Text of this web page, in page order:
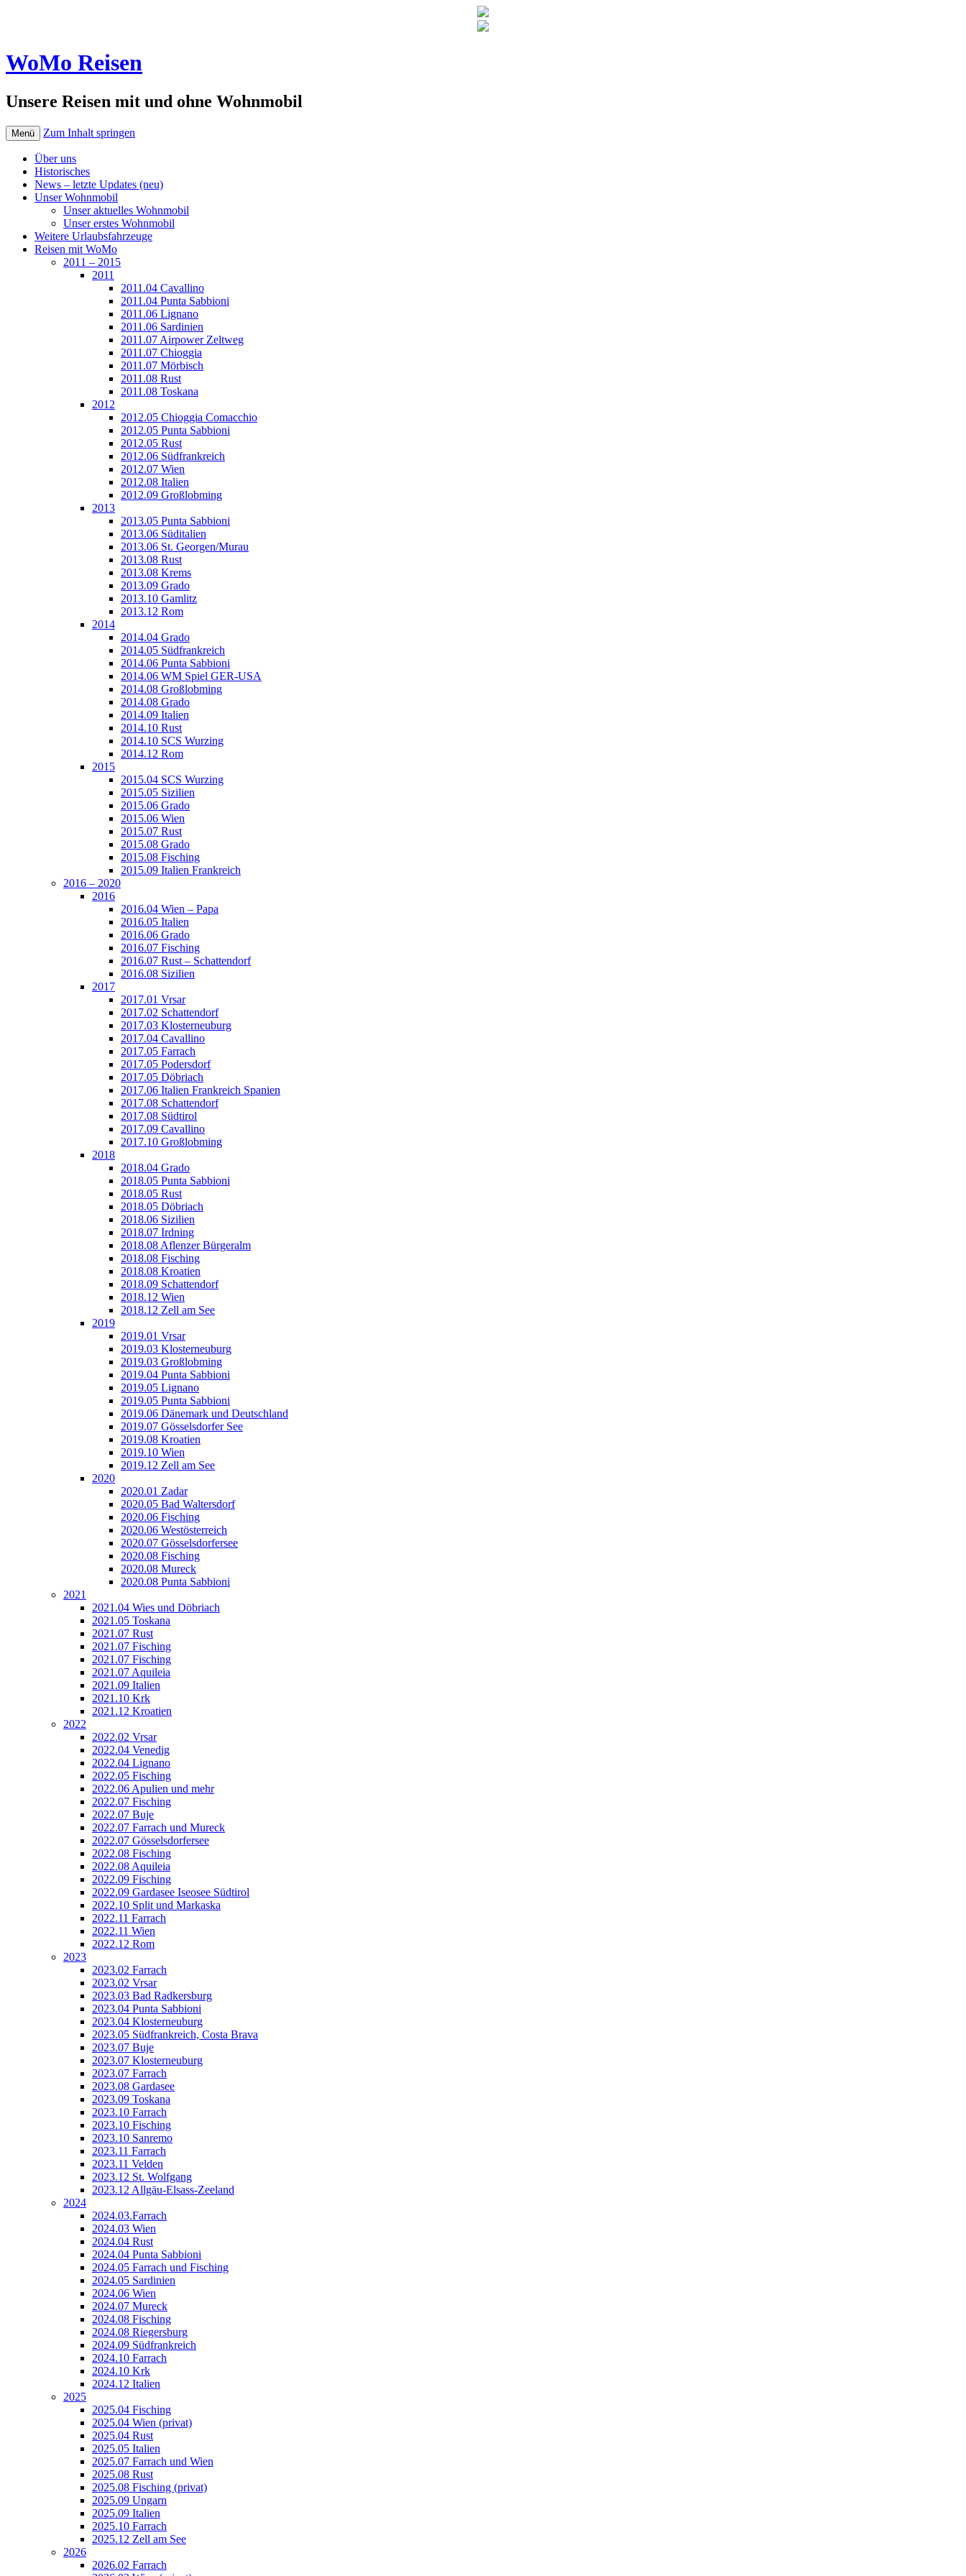
WoMo Reisen
Unsere Reisen mit und ohne Wohnmobil
Menü Zum Inhalt springen
Über uns
Historisches
News – letzte Updates (neu)
Unser Wohnmobil
Unser aktuelles Wohnmobil
Unser erstes Wohnmobil
Weitere Urlaubsfahrzeuge
Reisen mit WoMo
2011 – 2015
2011
2011.04 Cavallino
2011.04 Punta Sabbioni
2011.06 Lignano
2011.06 Sardinien
2011.07 Airpower Zeltweg
2011.07 Chioggia
2011.07 Mörbisch
2011.08 Rust
2011.08 Toskana
2012
2012.05 Chioggia Comacchio
2012.05 Punta Sabbioni
2012.05 Rust
2012.06 Südfrankreich
2012.07 Wien
2012.08 Italien
2012.09 Großlobming
2013
2013.05 Punta Sabbioni
2013.06 Süditalien
2013.06 St. Georgen/Murau
2013.08 Rust
2013.08 Krems
2013.09 Grado
2013.10 Gamlitz
2013.12 Rom
2014
2014.04 Grado
2014.05 Südfrankreich
2014.06 Punta Sabbioni
2014.06 WM Spiel GER-USA
2014.08 Großlobming
2014.08 Grado
2014.09 Italien
2014.10 Rust
2014.10 SCS Wurzing
2014.12 Rom
2015
2015.04 SCS Wurzing
2015.05 Sizilien
2015.06 Grado
2015.06 Wien
2015.07 Rust
2015.08 Grado
2015.08 Fisching
2015.09 Italien Frankreich
2016 – 2020
2016
2016.04 Wien – Papa
2016.05 Italien
2016.06 Grado
2016.07 Fisching
2016.07 Rust – Schattendorf
2016.08 Sizilien
2017
2017.01 Vrsar
2017.02 Schattendorf
2017.03 Klosterneuburg
2017.04 Cavallino
2017.05 Farrach
2017.05 Podersdorf
2017.05 Döbriach
2017.06 Italien Frankreich Spanien
2017.08 Schattendorf
2017.08 Südtirol
2017.09 Cavallino
2017.10 Großlobming
2018
2018.04 Grado
2018.05 Punta Sabbioni
2018.05 Rust
2018.05 Döbriach
2018.06 Sizilien
2018.07 Irdning
2018.08 Aflenzer Bürgeralm
2018.08 Fisching
2018.08 Kroatien
2018.09 Schattendorf
2018.12 Wien
2018.12 Zell am See
2019
2019.01 Vrsar
2019.03 Klosterneuburg
2019.03 Großlobming
2019.04 Punta Sabbioni
2019.05 Lignano
2019.05 Punta Sabbioni
2019.06 Dänemark und Deutschland
2019.07 Gösselsdorfer See
2019.08 Kroatien
2019.10 Wien
2019.12 Zell am See
2020
2020.01 Zadar
2020.05 Bad Waltersdorf
2020.06 Fisching
2020.06 Westösterreich
2020.07 Gösselsdorfersee
2020.08 Fisching
2020.08 Mureck
2020.08 Punta Sabbioni
2021
2021.04 Wies und Döbriach
2021.05 Toskana
2021.07 Rust
2021.07 Fisching
2021.07 Fisching
2021.07 Aquileia
2021.09 Italien
2021.10 Krk
2021.12 Kroatien
2022
2022.02 Vrsar
2022.04 Venedig
2022.04 Lignano
2022.05 Fisching
2022.06 Apulien und mehr
2022.07 Fisching
2022.07 Buje
2022.07 Farrach und Mureck
2022.07 Gösselsdorfersee
2022.08 Fisching
2022.08 Aquileia
2022.09 Fisching
2022.09 Gardasee Iseosee Südtirol
2022.10 Split und Markaska
2022.11 Farrach
2022.11 Wien
2022.12 Rom
2023
2023.02 Farrach
2023.02 Vrsar
2023.03 Bad Radkersburg
2023.04 Punta Sabbioni
2023.04 Klosterneuburg
2023.05 Südfrankreich, Costa Brava
2023.07 Buje
2023.07 Klosterneuburg
2023.07 Farrach
2023.08 Gardasee
2023.09 Toskana
2023.10 Farrach
2023.10 Fisching
2023.10 Sanremo
2023.11 Farrach
2023.11 Velden
2023.12 St. Wolfgang
2023.12 Allgäu-Elsass-Zeeland
2024
2024.03.Farrach
2024.03 Wien
2024.04 Rust
2024.04 Punta Sabbioni
2024.05 Farrach und Fisching
2024.05 Sardinien
2024.06 Wien
2024.07 Mureck
2024.08 Fisching
2024.08 Riegersburg
2024.09 Südfrankreich
2024.10 Farrach
2024.10 Krk
2024.12 Italien
2025
2025.04 Fisching
2025.04 Wien (privat)
2025.04 Rust
2025.05 Italien
2025.07 Farrach und Wien
2025.08 Rust
2025.08 Fisching (privat)
2025.09 Ungarn
2025.09 Italien
2025.10 Farrach
2025.12 Zell am See
2026
2026.02 Farrach